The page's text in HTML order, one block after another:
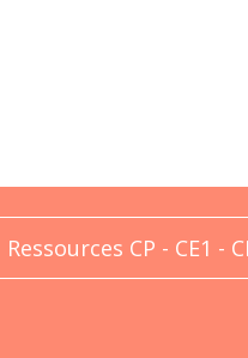
Ressources CP - CE1 -